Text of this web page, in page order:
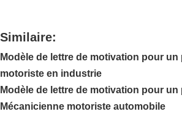
Similaire:
Modèle de lettre de motivation pour
motoriste en industrie
Modèle de lettre de motivation pour un
Mécanicienne motoriste automobile